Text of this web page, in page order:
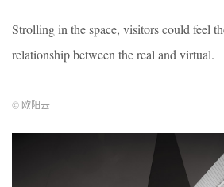
Strolling in the space, visitors could feel
relationship between the real and virtual.
© 欧阳云